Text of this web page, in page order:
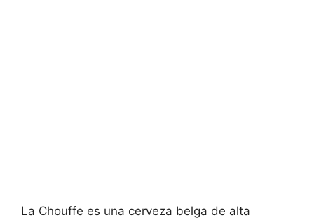
La Chouffe es una cerveza belga de alta